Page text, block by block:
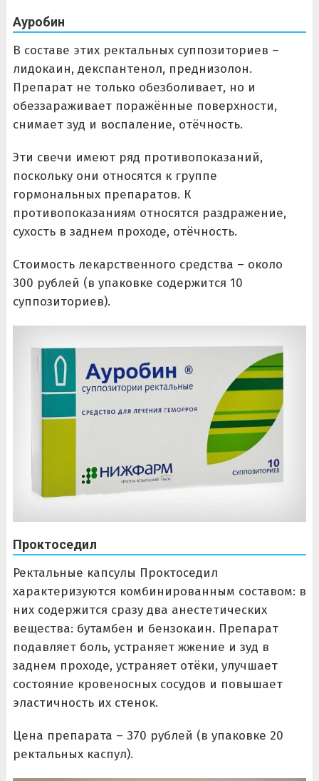
Ауробин
В составе этих ректальных суппозиториев –
лидокаин, декспантенол, преднизолон.
Препарат не только обезболивает, но и
обеззараживает поражённые поверхности,
снимает зуд и воспаление, отёчность.
Эти свечи имеют ряд противопоказаний,
поскольку они относятся к группе
гормональных препаратов. К
противопоказаниям относятся раздражение,
сухость в заднем проходе, отёчность.
Стоимость лекарственного средства – около
300 рублей (в упаковке содержится 10
суппозиториев).
Проктоседил
Ректальные капсулы Проктоседил
характеризуются комбинированным составом: в
них содержится сразу два анестетических
вещества: бутамбен и бензокаин. Препарат
подавляет боль, устраняет жжение и зуд в
заднем проходе, устраняет отёки, улучшает
состояние кровеносных сосудов и повышает
эластичность их стенок.
Цена препарата – 370 рублей (в упаковке 20
ректальных каспул).